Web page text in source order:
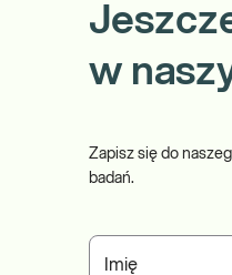
w
Zapisz się do
badań.
Imię